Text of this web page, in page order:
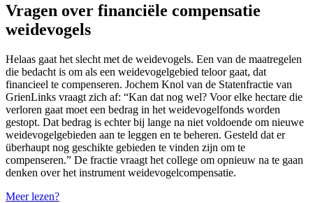
Vragen over financiële compensatie
weidevogels
Helaas gaat het slecht met de weidevogels. Een van de maatregelen
die bedacht is om als een weidevogelgebied teloor gaat, dat
financieel te compenseren. Jochem Knol van de Statenfractie van
GrienLinks vraagt zich af: “Kan dat nog wel? Voor elke hectare die
verloren gaat moet een bedrag in het weidevogelfonds worden
gestopt. Dat bedrag is echter bij lange na niet voldoende om nieuwe
weidevogelgebieden aan te leggen en te beheren. Gesteld dat er
überhaupt nog geschikte gebieden te vinden zijn om te
compenseren.” De fractie vraagt het college om opnieuw na te gaan
denken over het instrument weidevogelcompensatie.
Meer lezen?